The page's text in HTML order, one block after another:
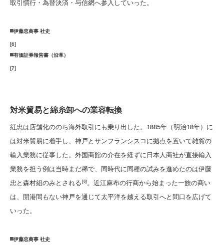
取引慣行・為替決済・与信網へ参入していった。
伊藤忠商事 社史
[6]
有価証券報告書（沿革）
[7]
対米貿易と綿糸卸への業容転換
紅忠は店舗化ののち海外取引にも乗り出した。1885年（明治18年）に
は対米貿易に着手し、神戸とサンフランシスコに拠点を置いて雑貨の
輸入業務に従事した。外国商館の介在を経ずに日本人商社が直接輸入
業務を担う例は当時まだ稀で、同時代に同種の試みを進めたのは伊藤
忠と森村組のみとされる[8]。近江麻布の行商から始まった一族の商い
は、開港間もない神戸を通じて太平洋を越える取引へと間口を広げて
いった。
伊藤忠商事 社史